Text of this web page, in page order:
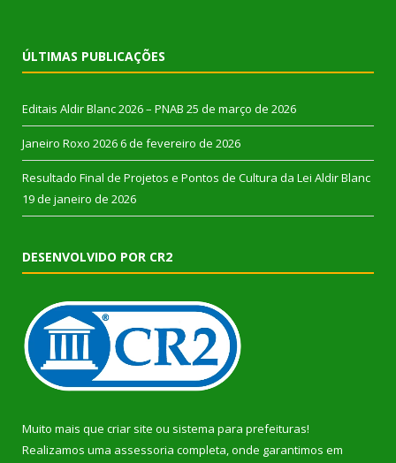
ÚLTIMAS PUBLICAÇÕES
Editais Aldir Blanc 2026 – PNAB 25 de março de 2026
Janeiro Roxo 2026 6 de fevereiro de 2026
Resultado Final de Projetos e Pontos de Cultura da Lei Aldir Blanc
19 de janeiro de 2026
DESENVOLVIDO POR CR2
Muito mais que criar site ou sistema para prefeituras!
Realizamos uma assessoria completa, onde garantimos em